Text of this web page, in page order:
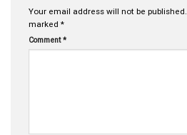
Your email address will not be published.
marked *
Comment*